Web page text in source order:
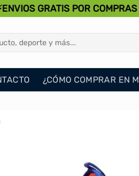
GRATIS POR
¿CÓMO COMPRAR EN